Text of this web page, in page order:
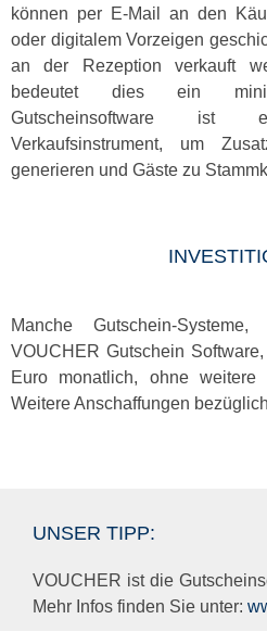
können per E-Mail an den
oder digitalem Vorzeigen
an der Rezeption verkauft
bedeutet dies ein
Gutscheinsoftware ist
Verkaufsinstrument, um
generieren und Gäste zu
Manche Gutschein-
VOUCHER Gutschein
Euro monatlich, ohne weitere
Weitere Anschaffungen
UNSER TIPP:
VOUCHER ist die
Mehr Infos finden Sie unter: